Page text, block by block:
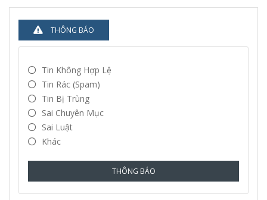
THÔNG BÁO
Tin Không Hợp Lệ
Tin Rác (spam)
Tin Bị Trùng
Sai Chuyên Mục
Sai Luật
Khác
THÔNG BÁO